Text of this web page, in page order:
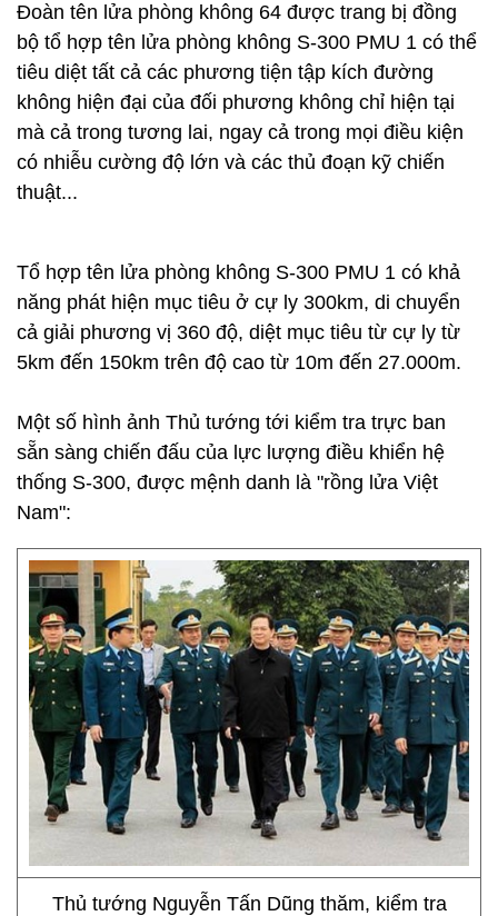
Đoàn tên lửa phòng không 64 được trang bị đồng
bộ tổ hợp tên lửa phòng không S-300 PMU 1 có thể
tiêu diệt tất cả các phương tiện tập kích đường
không hiện đại của đối phương không chỉ hiện tại
mà cả trong tương lai, ngay cả trong mọi điều kiện
có nhiễu cường độ lớn và các thủ đoạn kỹ chiến
thuật...
Tổ hợp tên lửa phòng không S-300 PMU 1 có khả
năng phát hiện mục tiêu ở cự ly 300km, di chuyển
cả giải phương vị 360 độ, diệt mục tiêu từ cự ly từ
5km đến 150km trên độ cao từ 10m đến 27.000m.
Một số hình ảnh Thủ tướng tới kiểm tra trực ban
sẵn sàng chiến đấu của lực lượng điều khiển hệ
thống S-300, được mệnh danh là "rồng lửa Việt
Nam":
Thủ tướng Nguyễn Tấn Dũng thăm, kiểm tra